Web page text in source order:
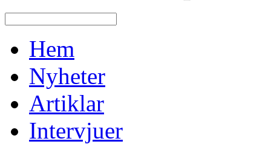
Hem
Nyheter
Artiklar
Intervjuer